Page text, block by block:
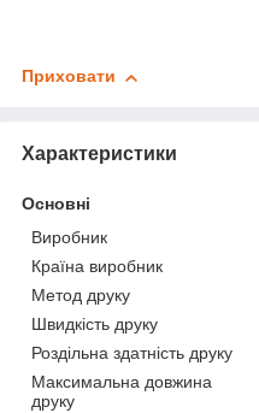
Приховати
Характеристики
Основні
Виробник
Країна виробник
Метод друку
Швидкість друку
Роздільна здатність друку
Максимальна довжина
друку